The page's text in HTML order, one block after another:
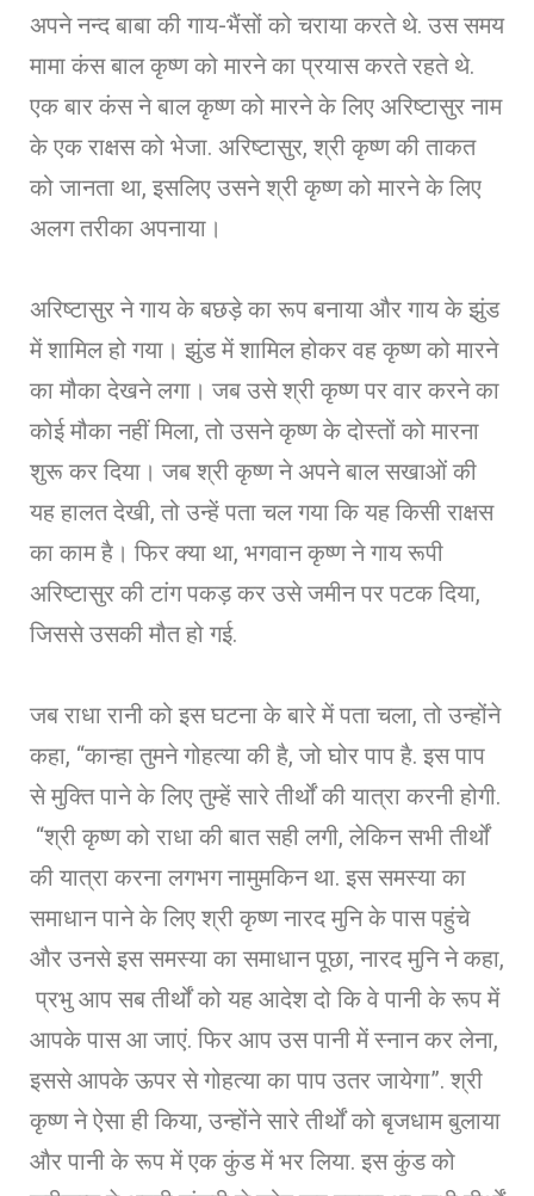
अपने नन्द बाबा की गाय-भैंसों को चराया करते थे. उस समय
मामा कंस बाल कृष्ण को मारने का प्रयास करते रहते थे.
एक बार कंस ने बाल कृष्ण को मारने के लिए अरिष्टासुर नाम
के एक राक्षस को भेजा. अरिष्टासुर, श्री कृष्ण की ताकत
को जानता था, इसलिए उसने श्री कृष्ण को मारने के लिए
अलग तरीका अपनाया।
अरिष्टासुर ने गाय के बछड़े का रूप बनाया और गाय के झुंड
में शामिल हो गया। झुंड में शामिल होकर वह कृष्ण को मारने
का मौका देखने लगा। जब उसे श्री कृष्ण पर वार करने का
कोई मौका नहीं मिला, तो उसने कृष्ण के दोस्तों को मारना
शुरू कर दिया। जब श्री कृष्ण ने अपने बाल सखाओं की
यह हालत देखी, तो उन्हें पता चल गया कि यह किसी राक्षस
का काम है। फिर क्या था, भगवान कृष्ण ने गाय रूपी
अरिष्टासुर की टांग पकड़ कर उसे जमीन पर पटक दिया,
जिससे उसकी मौत हो गई.
जब राधा रानी को इस घटना के बारे में पता चला, तो उन्होंने
कहा, “कान्हा तुमने गोहत्या की है, जो घोर पाप है. इस पाप
से मुक्ति पाने के लिए तुम्हें सारे तीर्थों की यात्रा करनी होगी.
“श्री कृष्ण को राधा की बात सही लगी, लेकिन सभी तीर्थों
की यात्रा करना लगभग नामुमकिन था. इस समस्या का
समाधान पाने के लिए श्री कृष्ण नारद मुनि के पास पहुंचे
और उनसे इस समस्या का समाधान पूछा, नारद मुनि ने कहा,
प्रभु आप सब तीर्थों को यह आदेश दो कि वे पानी के रूप में
आपके पास आ जाएं. फिर आप उस पानी में स्नान कर लेना,
इससे आपके ऊपर से गोहत्या का पाप उतर जायेगा”. श्री
कृष्ण ने ऐसा ही किया, उन्होंने सारे तीर्थों को बृजधाम बुलाया
और पानी के रूप में एक कुंड में भर लिया. इस कुंड को